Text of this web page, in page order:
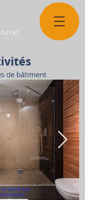
de bâtiment
de salle de bain
bordelaise.